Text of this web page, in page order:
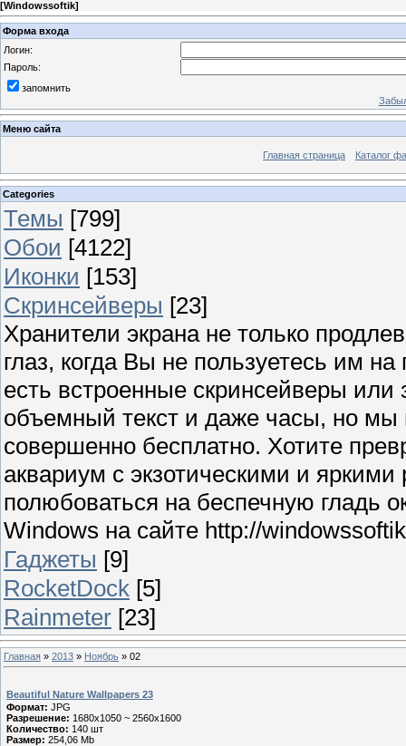
[Windowssoftik]
Форма входа
Логин:
Пароль:
запомнить
Меню сайта
Главная страница Каталог
Categories
Темы [799]
Обои [4122]
Иконки [153]
Скринсейверы [23]
Хранители экрана не только
глаз, когда Вы не пользуетесь им
есть встроенные скринсейверы или
объемный текст и даже часы, но мы
совершенно бесплатно. Хотите
аквариум с экзотическими и
полюбоваться на беспечную гладь
Windows на сайте http://
Гаджеты [9]
RocketDock [5]
Rainmeter [23]
Главная » 2013 » Ноябрь » 02
Beautiful Nature Wallpapers 23
Формат: JPG
Разрешение: 1680x1050 ~ 2560x1600
Количество: 140 шт
Размер: 254,06 Mb